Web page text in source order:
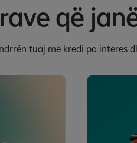
që
tuaj me kredi pa interes